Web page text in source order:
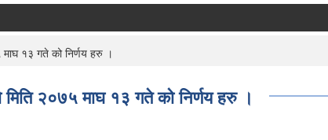
माघ १३ गते को निर्णय हरु ।
मिति २०७५ माघ १३ गते को निर्णय हरु ।